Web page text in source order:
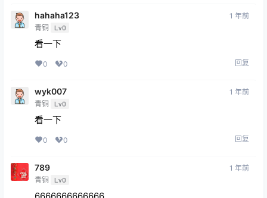
hahaha123
青铜 Lv0
1 年前
看一下
0 0 回复
wyk007
青铜 Lv0
1 年前
看一下
0 0 回复
789
青铜 Lv0
1 年前